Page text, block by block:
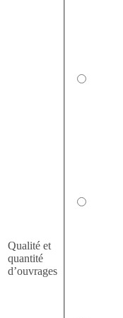
Qualité et
quantité
d’ouvrages